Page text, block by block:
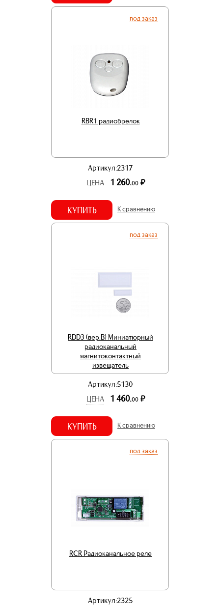
под заказ
RBR1 радиобрелок
Артикул:2317
ЦЕНА
1 260.00 р.
КУПИТЬ К сравнению
под заказ
RDD3 (вер.В) Миниатюрный
радиоканальный
магнитоконтактный
извещатель
Артикул:5130
ЦЕНА
1 460.00 р.
КУПИТЬ К сравнению
под заказ
RCR Радиоканальное реле
Артикул:2325